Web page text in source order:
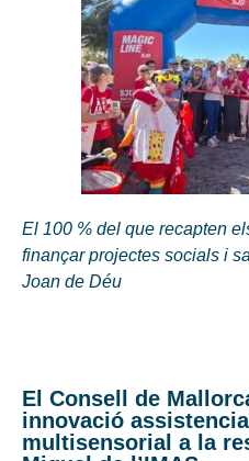
El 100 % del que recapten
finançar projectes socials i
Joan de Déu
El Consell de
innovació
multisensorial a la